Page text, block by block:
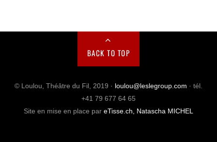
BACK TO TOP
© Loulou, Théâtre du Fil, 2019 · loulou@leslegroup.com · tél.
+41 79 677 64 65
Site en mise en place par eTisse.ch, Natascha MICHEL